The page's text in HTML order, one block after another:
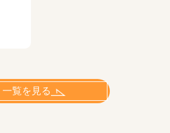
一覧を見る